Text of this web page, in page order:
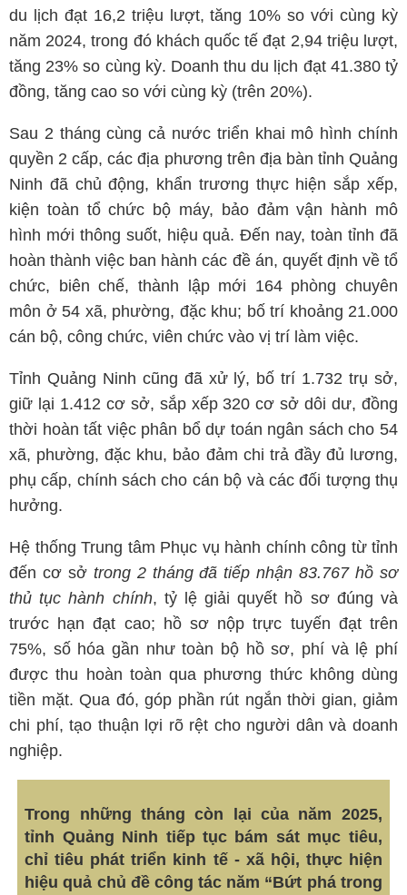
du lịch đạt 16,2 triệu lượt, tăng 10% so với cùng kỳ
năm 2024, trong đó khách quốc tế đạt 2,94 triệu lượt,
tăng 23% so cùng kỳ. Doanh thu du lịch đạt 41.380 tỷ
đồng, tăng cao so với cùng kỳ (trên 20%).
Sau 2 tháng cùng cả nước triển khai mô hình chính
quyền 2 cấp, các địa phương trên địa bàn tỉnh Quảng
Ninh đã chủ động, khẩn trương thực hiện sắp xếp,
kiện toàn tổ chức bộ máy, bảo đảm vận hành mô
hình mới thông suốt, hiệu quả. Đến nay, toàn tỉnh đã
hoàn thành việc ban hành các đề án, quyết định về tổ
chức, biên chế, thành lập mới 164 phòng chuyên
môn ở 54 xã, phường, đặc khu; bố trí khoảng 21.000
cán bộ, công chức, viên chức vào vị trí làm việc.
Tỉnh Quảng Ninh cũng đã xử lý, bố trí 1.732 trụ sở,
giữ lại 1.412 cơ sở, sắp xếp 320 cơ sở dôi dư, đồng
thời hoàn tất việc phân bổ dự toán ngân sách cho 54
xã, phường, đặc khu, bảo đảm chi trả đầy đủ lương,
phụ cấp, chính sách cho cán bộ và các đối tượng thụ
hưởng.
Hệ thống Trung tâm Phục vụ hành chính công từ tỉnh
đến cơ sở trong 2 tháng đã tiếp nhận 83.767 hồ sơ
thủ tục hành chính, tỷ lệ giải quyết hồ sơ đúng và
trước hạn đạt cao; hồ sơ nộp trực tuyến đạt trên
75%, số hóa gần như toàn bộ hồ sơ, phí và lệ phí
được thu hoàn toàn qua phương thức không dùng
tiền mặt. Qua đó, góp phần rút ngắn thời gian, giảm
chi phí, tạo thuận lợi rõ rệt cho người dân và doanh
nghiệp.
Trong những tháng còn lại của năm 2025,
tỉnh Quảng Ninh tiếp tục bám sát mục tiêu,
chỉ tiêu phát triển kinh tế - xã hội, thực hiện
hiệu quả chủ đề công tác năm “Bứt phá trong